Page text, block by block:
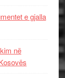
e gjalla
në